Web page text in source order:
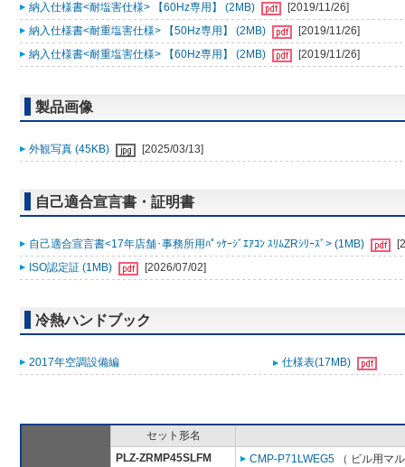
納入仕様書<耐塩害仕様> 【60Hz専用】 (2MB)
[2019/11/26]
納入仕様書<耐重塩害仕様> 【50Hz専用】 (2MB)
[2019/11/26]
納入仕様書<耐重塩害仕様> 【60Hz専用】 (2MB)
[2019/11/26]
製品画像
外観写真 (45KB) [2025/03/13]
自己適合宣言書・証明書
自己適合宣言書<17年店舗･事務所用ﾊﾟｯｹｰｼﾞｴｱｺﾝ ｽﾘﾑZRｼﾘｰｽﾞ> (1MB)
ISO認定証 (1MB)
[2026/07/02]
冷熱ハンドブック
2017年空調設備編 仕様表(17MB)
セット形名
PLZ-ZRMP45SLFM
CMP-P71LWEG5 （ ビル用マ